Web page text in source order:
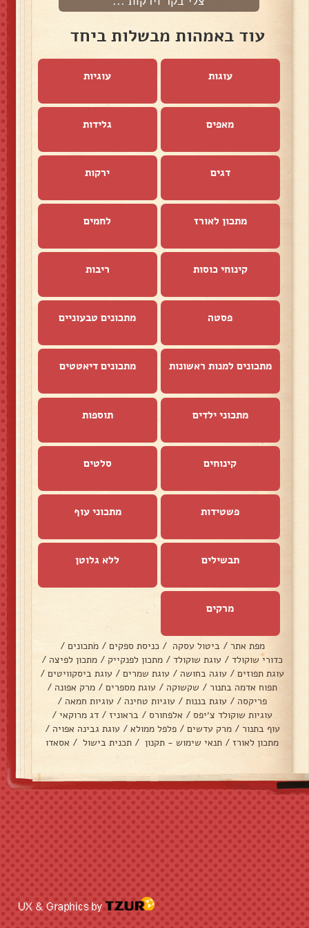
עוד באמהות מבשלות ביחד
עוגות עוגיות
מאפים גלידות
דגים ירקות
מתכון לאורז לחמים
קינוחי כוסות ריבות
פסטה מתכונים טבעוניים
מתכונים למנות ראשונות מתכונים דיאטטים
מתכוני ילדים תוספות
קינוחים סלטים
פשטידות מתכוני עוף
תבשילים ללא גלוטן
מרקים
מפת אתר / ביטול עסקה / כניסת ספקים / מתכונים /
כדורי שוקולד / עוגת שוקולד / מתכון לפנקייק / מתכון לפיצה /
עוגת תפוזים / עוגה בחושה / עוגת שמרים / עוגת ביסקוויטים /
תפוח אדמה בתנור / שקשוקה / עוגת מספרים / מרק אפונה /
פריקסה / עוגת בננות / עוגיות טחינה / עוגיות חמאה /
עוגיות שוקולד צ׳יפס / אלפחורס / בראוניז / דג מרוקאי /
עוף בתנור / מרק עדשים / פלפל ממולא / עוגת גבינה אפויה /
מתכון לאורז / תנאי שימוש - תקנון / תכנית בישול / אסאדו